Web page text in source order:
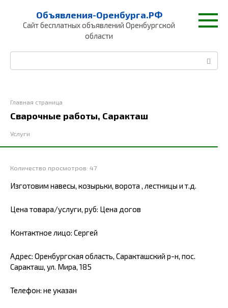
контенту
Объявления-Оренбурга.РФ
Сайт бесплатных объявлений Оренбургской
области
Главная страница
Сварочные работы, Саракташ
Услуги
Количество просмотров: 47
Изготовим навесы, козырьки, ворота , лестницы и т.д.
Цена товара/услуги, руб: Цена догов
Контактное лицо: Сергей
Адрес: Оренбургская область, Саракташский р-н, пос.
Саракташ, ул. Мира, 185
Телефон: не указан